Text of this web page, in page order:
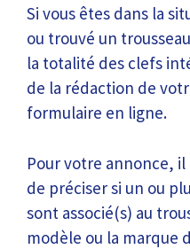
Si vous êtes dans la
ou trouvé un
la totalité des clefs
de la rédaction de
formulaire en ligne.
Pour votre annonce,
de préciser si un ou
sont associé(s) au
modèle ou la marque